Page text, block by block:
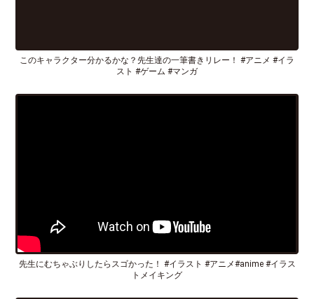
このキャラクター分かるかな？先生達の一筆書きリレー！ #アニメ #イラ
スト #ゲーム #マンガ
先生にむちゃぶりしたらスゴかった！ #イラスト #アニメ#anime #イラス
トメイキング